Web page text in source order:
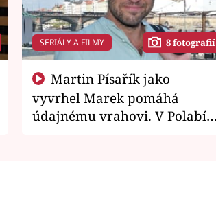
SERIÁLY A FILMY 8 fotografií
vyvrhel Marek pomáhá
údajnému vrahovi. V Polabí